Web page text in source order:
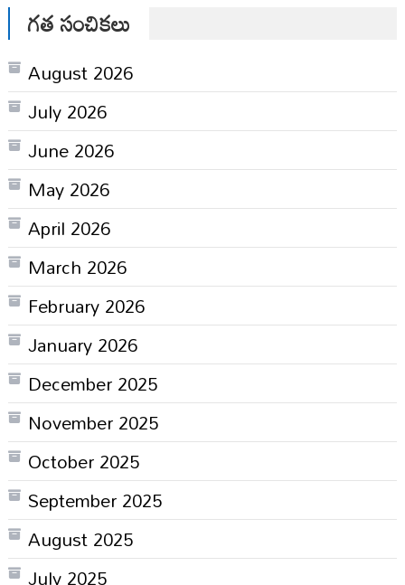
గత సంచికలు
August 2026
July 2026
June 2026
May 2026
April 2026
March 2026
February 2026
January 2026
December 2025
November 2025
October 2025
September 2025
August 2025
July 2025